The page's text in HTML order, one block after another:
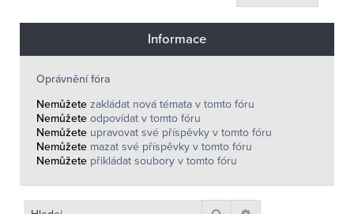
Informace
Oprávnění fóra
Nemůžete zakládat nová témata v tomto fóru
Nemůžete odpovídat v tomto fóru
Nemůžete upravovat své příspěvky v tomto fóru
Nemůžete mazat své příspěvky v tomto fóru
Nemůžete přikládat soubory v tomto fóru